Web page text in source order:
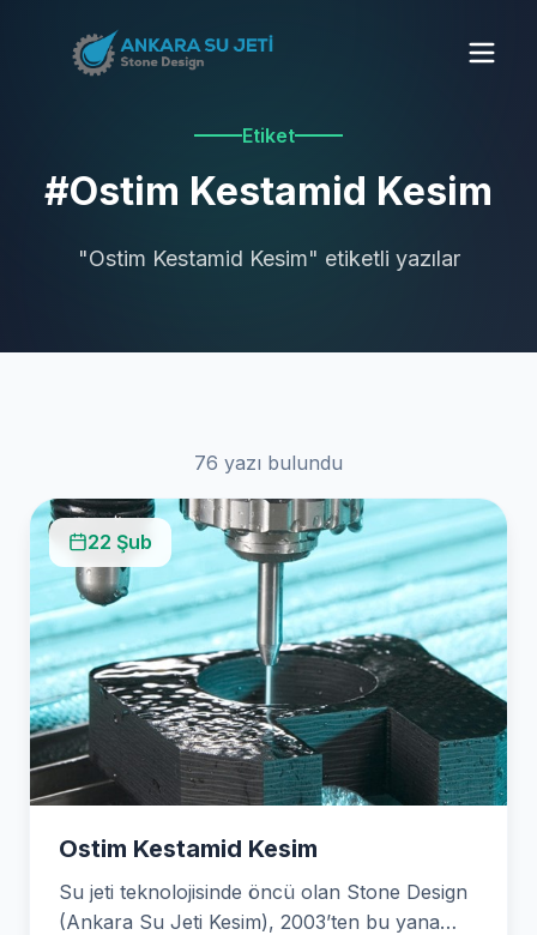
Etiket
#Ostim Kestamid Kesim
"Ostim Kestamid Kesim" etiketli yazılar
76 yazı bulundu
22 Şub
Ostim Kestamid Kesim
Su jeti teknolojisinde öncü olan Stone Design
(Ankara Su Jeti Kesim), 2003’ten bu yana